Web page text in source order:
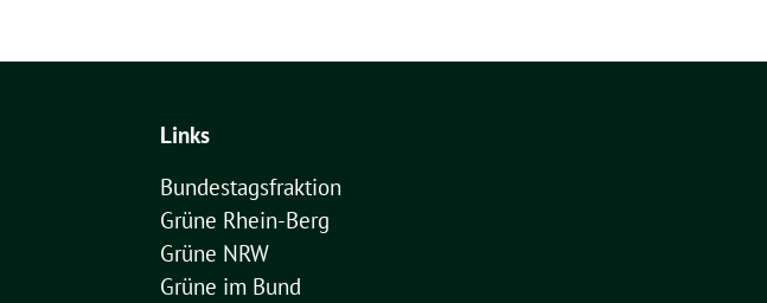
Links
Bundestagsfraktion
Grüne Rhein-Berg
Grüne NRW
Grüne im Bund